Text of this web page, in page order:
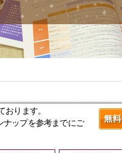
ります。
ナップを参考までにご